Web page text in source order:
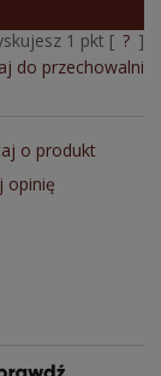
1 pkt [ ? ]
do przechowalni
o produkt
opinię